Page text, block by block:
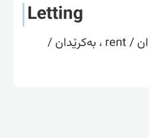
Letting
بەکرێدان / rent ، بەکرێدان /